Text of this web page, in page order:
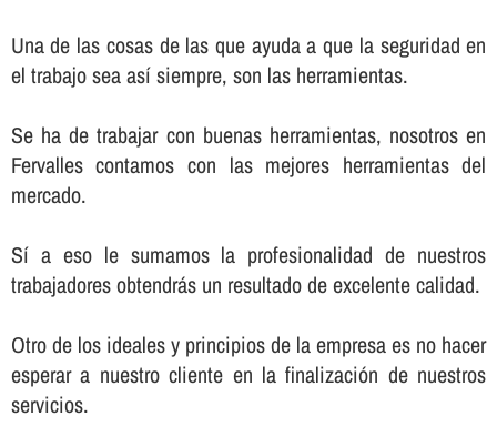
Una de las cosas de las que ayuda a que la seguridad en
el trabajo sea así­ siempre, son las herramientas.
Se ha de trabajar con buenas herramientas, nosotros en
Fervalles contamos con las mejores herramientas del
mercado.
Sí­ a eso le sumamos la profesionalidad de nuestros
trabajadores obtendrás un resultado de excelente calidad.
Otro de los ideales y principios de la empresa es no hacer
esperar a nuestro cliente en la finalización de nuestros
servicios.